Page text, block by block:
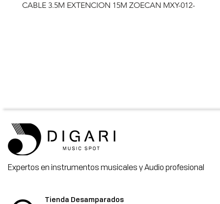
CABLE 3.5M EXTENCION 15M ZOECAN MXY-012-
Expertos en instrumentos musicales y Audio profesional
Tienda Desamparados